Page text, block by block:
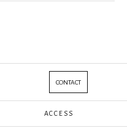
CONTACT
ACCESS